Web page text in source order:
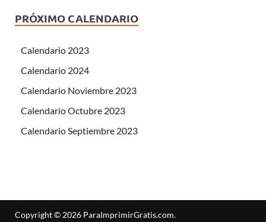
PRÓXIMO CALENDARIO
Calendario 2023
Calendario 2024
Calendario Noviembre 2023
Calendario Octubre 2023
Calendario Septiembre 2023
Copyright © 2026 ParaImprimirGratis.com.